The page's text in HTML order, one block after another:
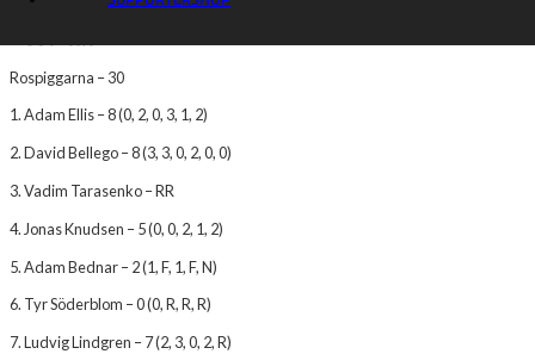
Rospiggarna – 30
1. Adam Ellis – 8 (0, 2, 0, 3, 1, 2)
2. David Bellego – 8 (3, 3, 0, 2, 0, 0)
3. Vadim Tarasenko – RR
4. Jonas Knudsen – 5 (0, 0, 2, 1, 2)
5. Adam Bednar – 2 (1, F, 1, F, N)
6. Tyr Söderblom – 0 (0, R, R, R)
7. Ludvig Lindgren – 7 (2, 3, 0, 2, R)